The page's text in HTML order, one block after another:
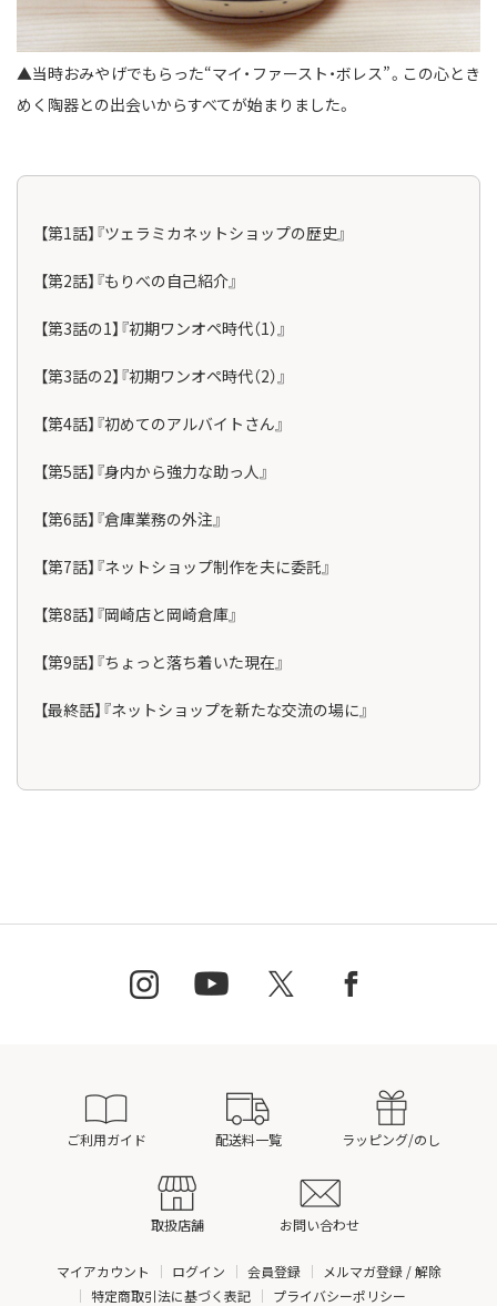
▲当時おみやげでもらった“マイ・ファースト・ボレス”。この心とき
めく陶器との出会いからすべてが始まりました。
【第1話】『ツェラミカネットショップの歴史』
【第2話】『もりべの自己紹介』
【第3話の1】『初期ワンオペ時代（1）』
【第3話の2】『初期ワンオペ時代（2）』
【第4話】『初めてのアルバイトさん』
【第5話】『身内から強力な助っ人』
【第6話】『倉庫業務の外注』
【第7話】『ネットショップ制作を夫に委託』
【第8話】『岡崎店と岡崎倉庫』
【第9話】『ちょっと落ち着いた現在』
【最終話】『ネットショップを新たな交流の場に』
ご利用ガイド 配送料一覧 ラッピング/のし
取扱店舗 お問い合わせ
マイアカウント ログイン 会員登録
メルマガ登録 / 解除
特定商取引法に基づく表記
プライバシーポリシー